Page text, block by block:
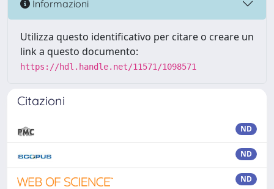
Informazioni
Utilizza questo identificativo per citare o creare un
link a questo documento:
https://hdl.handle.net/11571/1098571
Citazioni
ND
ND
ND